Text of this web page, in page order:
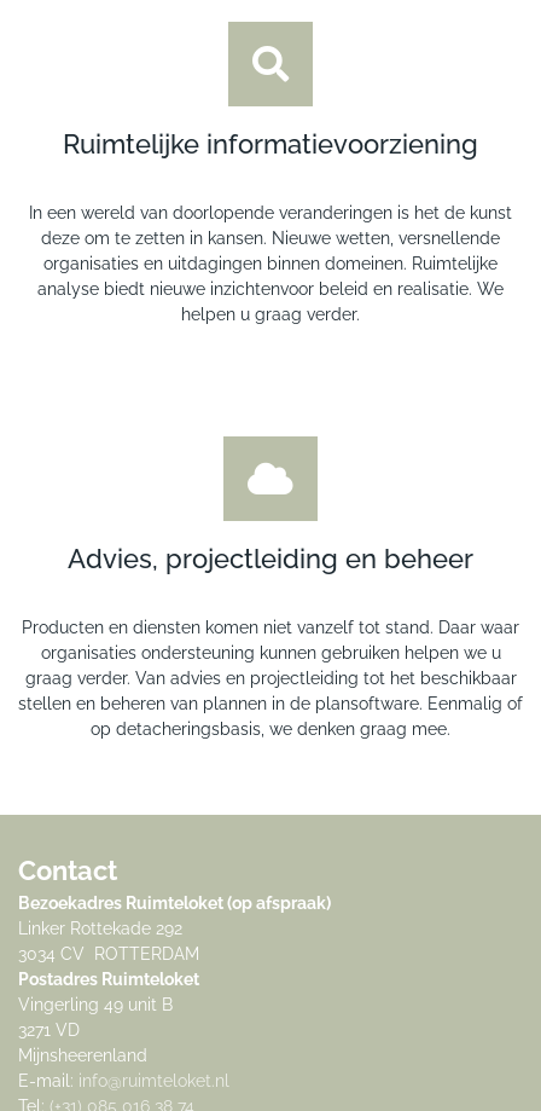
Ruimtelijke informatievoorziening
In een wereld van doorlopende veranderingen is het de kunst
deze om te zetten in kansen. Nieuwe wetten, versnellende
organisaties en uitdagingen binnen domeinen. Ruimtelijke
analyse biedt nieuwe inzichtenvoor beleid en realisatie. We
helpen u graag verder.
Advies, projectleiding en beheer
Producten en diensten komen niet vanzelf tot stand. Daar waar
organisaties ondersteuning kunnen gebruiken helpen we u
graag verder. Van advies en projectleiding tot het beschikbaar
stellen en beheren van plannen in de plansoftware. Eenmalig of
op detacheringsbasis, we denken graag mee.
Contact
Bezoekadres Ruimteloket (op afspraak)
Linker Rottekade 292
3034 CV ROTTERDAM
Postadres Ruimteloket
Vingerling 49 unit B
3271 VD
Mijnsheerenland
E-mail: info@ruimteloket.nl
Tel: (+31) 085 016 38 74